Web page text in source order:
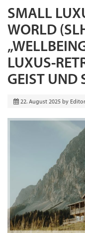
SMALL
WORLD
LUXUS-
GEIST UND
22. August 2025 by Editor